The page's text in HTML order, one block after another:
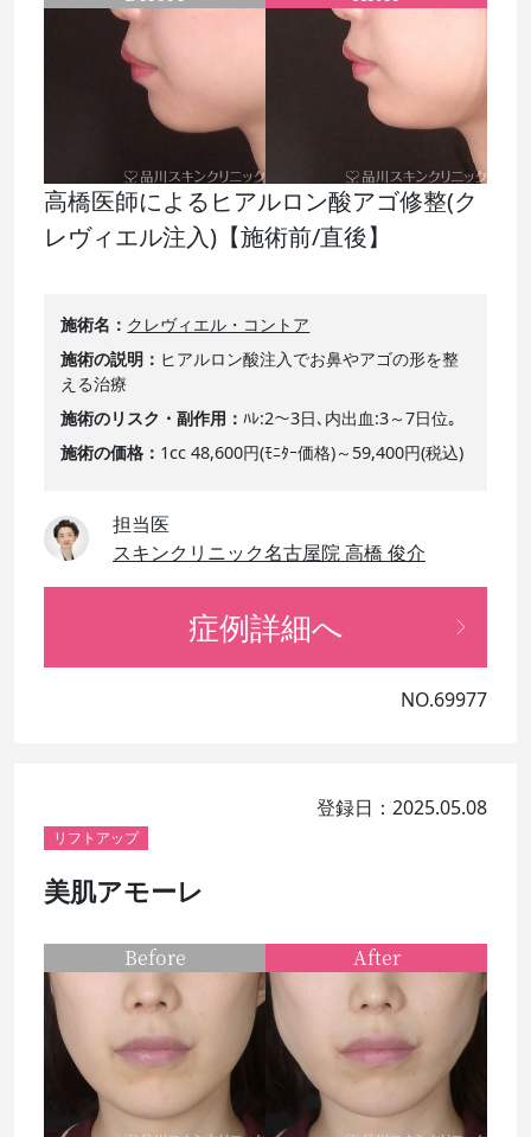
高橋医師によるヒアルロン酸アゴ修整(ク
レヴィエル注入)【施術前/直後】
施術名
クレヴィエル・コントア
施術の説明
ヒアルロン酸注入でお鼻やアゴの形を整
える治療
施術のリスク・副作用
ﾊﾚ:2～3日､内出血:3～7日位｡
施術の価格
1cc 48,600円(ﾓﾆﾀｰ価格)～59,400円(税込)
担当医
スキンクリニック名古屋院 高橋 俊介
症例詳細へ
NO.69977
登録日：2025.05.08
リフトアップ
美肌アモーレ
Before After